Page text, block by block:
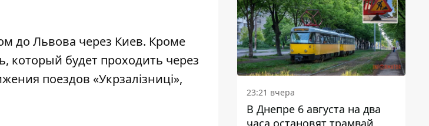
до Львова через Киев. Кроме
который будет проходить через
поездов «Укрзалізниці»,
23:21 вчера
В Днепре 6 августа на два